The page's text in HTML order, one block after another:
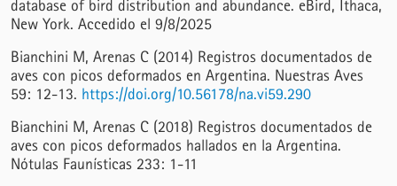
database of bird distribution and abundance. eBird, Ithaca,
New York. Accedido el 9/8/2025
Bianchini M, Arenas C (2014) Registros documentados de
aves con picos deformados en Argentina. Nuestras Aves
59: 12-13. https://doi.org/10.56178/na.vi59.290
Bianchini M, Arenas C (2018) Registros documentados de
aves con picos deformados hallados en la Argentina.
Nótulas Faunísticas 233: 1-11